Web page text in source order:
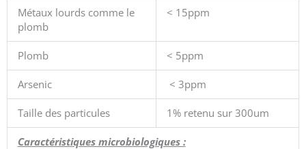
Métaux lourds comme le
plomb
< 15ppm
Plomb < 5ppm
Arsenic < 3ppm
Taille des particules 1% retenu sur 300um
Caractéristiques microbiologiques :